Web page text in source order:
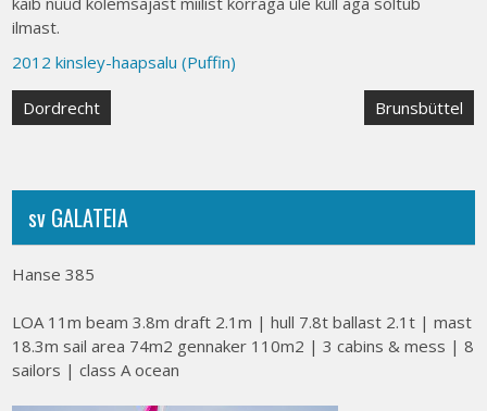
ilmast.
2012 kinsley-haapsalu (Puffin)
Post
Dordrecht Brunsbüttel
sv GALATEIA
Hanse 385
LOA 11m beam 3.8m draft 2.1m | hull 7.8t ballast 2.1t | mast
18.3m sail area 74m2 gennaker 110m2 | 3 cabins & mess | 8
sailors | class A ocean